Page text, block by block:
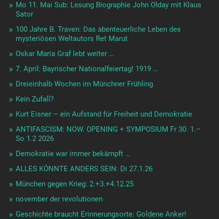
Mo 11. Mai Sub: Lesung Biographie John Olday mit Klaus
Sator
100 Jahre B. Traven: Das abenteuerliche Leben des
mysteriösen Weltautors Ret Marut
Oskar Maria Graf lebt weiter …
7. April: Bayrischer Nationalfeiertag! 1919 …
Dreieinhalb Wochen im Münchner Frühling
Kein Zufall?
Kurt Eisner – ein Aufstand für Freiheit und Demokratie
ANTIFASCISM: NOW. OPENING + SYMPOSIUM Fr 30. 1.–
So 1.2 2026
Demokratie war immer bekämpft …
ALLES KÖNNTE ANDERS SEIN: Di 27.1.26
München gegen Krieg: 2.+3.+4.12.25
november der revolutionen
Geschichte braucht Erinnerungsorte: Goldene Anker!